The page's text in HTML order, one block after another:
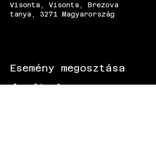
Visonta, Visonta, Brezova
tanya, 3271 Magyarország
Esemény megosztása